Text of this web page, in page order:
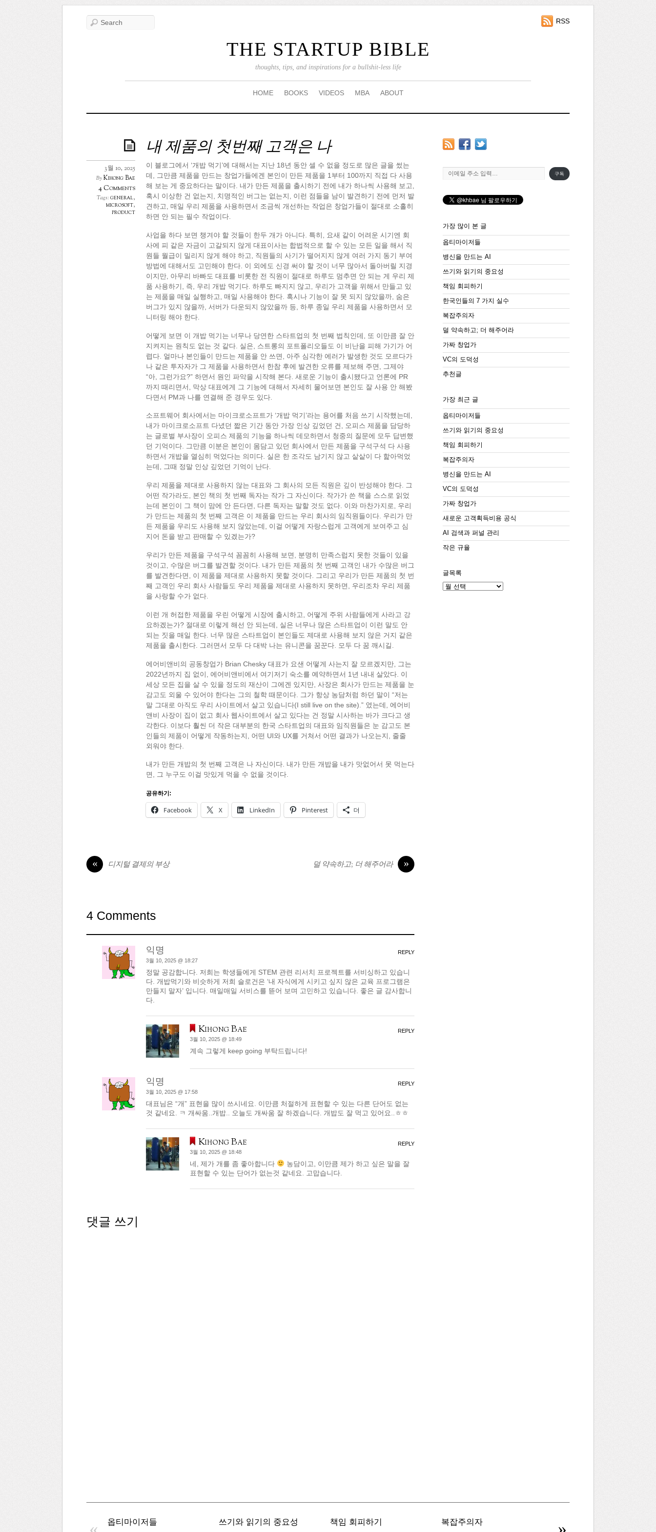
THE STARTUP BIBLE
thoughts, tips, and inspirations for a bullshit-less life
RSS
HOME BOOKS VIDEOS MBA ABOUT
내 제품의 첫번째 고객은 나
3월 10, 2025
ByKihong Bae
4 Comments
Tags:general,
microsoft,
product
이 블로그에서 ‘개밥 먹기’에 대해서는 지난 18년 동안 셀 수 없을 정도로 많은 글을 썼는
데, 그만큼 제품을 만드는 창업가들에겐 본인이 만든 제품을 1부터 100까지 직접 다 사용
해 보는 게 중요하다는 말이다. 내가 만든 제품을 출시하기 전에 내가 하나씩 사용해 보고,
혹시 이상한 건 없는지, 치명적인 버그는 없는지, 이런 점들을 남이 발견하기 전에 먼저 발
견하고, 매일 우리 제품을 사용하면서 조금씩 개선하는 작업은 창업가들이 절대로 소홀히
하면 안 되는 필수 작업이다.
사업을 하다 보면 챙겨야 할 것들이 한두 개가 아니다. 특히, 요새 같이 어려운 시기엔 회
사에 피 같은 자금이 고갈되지 않게 대표이사는 합법적으로 할 수 있는 모든 일을 해서 직
원들 월급이 밀리지 않게 해야 하고, 직원들의 사기가 떨어지지 않게 여러 가지 동기 부여
방법에 대해서도 고민해야 한다. 이 외에도 신경 써야 할 것이 너무 많아서 돌아버릴 지경
이지만, 아무리 바빠도 대표를 비롯한 전 직원이 절대로 하루도 멈추면 안 되는 게 우리 제
품 사용하기, 즉, 우리 개밥 먹기다. 하루도 빠지지 않고, 우리가 고객을 위해서 만들고 있
는 제품을 매일 실행하고, 매일 사용해야 한다. 혹시나 기능이 잘 못 되지 않았을까, 숨은
버그가 있지 않을까, 서버가 다운되지 않았을까 등, 하루 종일 우리 제품을 사용하면서 모
니터링 해야 한다.
어떻게 보면 이 개밥 먹기는 너무나 당연한 스타트업의 첫 번째 법칙인데, 또 이만큼 잘 안
지켜지는 원칙도 없는 것 같다. 실은, 스트롱의 포트폴리오들도 이 비난을 피해 가기가 어
렵다. 얼마나 본인들이 만드는 제품을 안 쓰면, 아주 심각한 에러가 발생한 것도 모르다가
나 같은 투자자가 그 제품을 사용하면서 한참 후에 발견한 오류를 제보해 주면, 그제야
“아, 그런가요?” 하면서 원인 파악을 시작해 본다. 새로운 기능이 출시됐다고 언론에 PR
까지 때리면서, 막상 대표에게 그 기능에 대해서 자세히 물어보면 본인도 잘 사용 안 해봤
다면서 PM과 나를 연결해 준 경우도 있다.
소프트웨어 회사에서는 마이크로소프트가 ‘개밥 먹기’라는 용어를 처음 쓰기 시작했는데,
내가 마이크로소프트 다녔던 짧은 기간 동안 가장 인상 깊었던 건, 오피스 제품을 담당하
는 글로벌 부사장이 오피스 제품의 기능을 하나씩 데모하면서 청중의 질문에 모두 답변했
던 기억이다. 그만큼 이분은 본인이 몸담고 있던 회사에서 만든 제품을 구석구석 다 사용
하면서 개밥을 열심히 먹었다는 의미다. 실은 한 조각도 남기지 않고 샅샅이 다 핥아먹었
는데, 그때 정말 인상 깊었던 기억이 난다.
우리 제품을 제대로 사용하지 않는 대표와 그 회사의 모든 직원은 깊이 반성해야 한다. 그
어떤 작가라도, 본인 책의 첫 번째 독자는 작가 그 자신이다. 작가가 쓴 책을 스스로 읽었
는데 본인이 그 책이 맘에 안 든다면, 다른 독자는 말할 것도 없다. 이와 마찬가지로, 우리
가 만드는 제품의 첫 번째 고객은 이 제품을 만드는 우리 회사의 임직원들이다. 우리가 만
든 제품을 우리도 사용해 보지 않았는데, 이걸 어떻게 자랑스럽게 고객에게 보여주고 심
지어 돈을 받고 판매할 수 있겠는가?
우리가 만든 제품을 구석구석 꼼꼼히 사용해 보면, 분명히 만족스럽지 못한 것들이 있을
것이고, 수많은 버그를 발견할 것이다. 내가 만든 제품의 첫 번째 고객인 내가 수많은 버그
를 발견한다면, 이 제품을 제대로 사용하지 못할 것이다. 그리고 우리가 만든 제품의 첫 번
째 고객인 우리 회사 사람들도 우리 제품을 제대로 사용하지 못하면, 우리조차 우리 제품
을 사랑할 수가 없다.
이런 개 허접한 제품을 우린 어떻게 시장에 출시하고, 어떻게 주위 사람들에게 사라고 강
요하겠는가? 절대로 이렇게 해선 안 되는데, 실은 너무나 많은 스타트업이 이런 말도 안
되는 짓을 매일 한다. 너무 많은 스타트업이 본인들도 제대로 사용해 보지 않은 거지 같은
제품을 출시한다. 그러면서 모두 다 대박 나는 유니콘을 꿈꾼다. 모두 다 꿈 깨시길.
에어비앤비의 공동창업가 Brian Chesky 대표가 요샌 어떻게 사는지 잘 모르겠지만, 그는
2022년까지 집 없이, 에어비앤비에서 여기저기 숙소를 예약하면서 1년 내내 살았다. 이
세상 모든 집을 살 수 있을 정도의 재산이 그에겐 있지만, 사장은 회사가 만드는 제품을 눈
감고도 외울 수 있어야 한다는 그의 철학 때문이다. 그가 항상 농담처럼 하던 말이 “저는
말 그대로 아직도 우리 사이트에서 살고 있습니다(I still live on the site).” 였는데, 에어비
앤비 사장이 집이 없고 회사 웹사이트에서 살고 있다는 건 정말 시사하는 바가 크다고 생
각한다. 이보다 훨씬 더 작은 대부분의 한국 스타트업의 대표와 임직원들은 눈 감고도 본
인들의 제품이 어떻게 작동하는지, 어떤 UI와 UX를 거쳐서 어떤 결과가 나오는지, 줄줄
외워야 한다.
내가 만든 개밥의 첫 번째 고객은 나 자신이다. 내가 만든 개밥을 내가 맛없어서 못 먹는다
면, 그 누구도 이걸 맛있게 먹을 수 없을 것이다.
공유하기:
Facebook X LinkedIn Pinterest 더
« 디지털 결제의 부상 »
덜 약속하고; 더 해주어라
4 Comments
익명
3월 10, 2025 @ 18:27
정말 공감합니다. 저희는 학생들에게 STEM 관련 리서치 프로젝트를 서비싱하고 있습니
다. 개밥먹기와 비슷하게 저희 슬로건은 ‘내 자식에게 시키고 싶지 않은 교육 프로그램은
만들지 말자’ 입니다. 매일매일 서비스를 뜯어 보며 고민하고 있습니다. 좋은 글 감사합니
다.
REPLY
Kihong Bae
3월 10, 2025 @ 18:49
계속 그렇게 keep going 부탁드립니다!
REPLY
익명
3월 10, 2025 @ 17:58
대표님은 “개” 표현을 많이 쓰시네요. 이만큼 처절하게 표현할 수 있는 다른 단어도 없는
것 같네요. ㅋ 개싸움..개밥.. 오늘도 개싸움 잘 하겠습니다. 개밥도 잘 먹고 있어요..ㅎㅎ
REPLY
Kihong Bae
3월 10, 2025 @ 18:48
네, 제가 개를 좀 좋아합니다
농담이고, 이만큼 제가 하고 싶은 말을 잘
표현할 수 있는 단어가 없는것 같네요. 고맙습니다.
REPLY
댓글 쓰기
이메일 주소 입력…
구독
가장 많이 본 글
옵티마이저들
병신을 만드는 AI
쓰기와 읽기의 중요성
책임 회피하기
한국인들의 7 가지 실수
복잡주의자
덜 약속하고; 더 해주어라
가짜 창업가
VC의 도덕성
추천글
가장 최근 글
옵티마이저들
쓰기와 읽기의 중요성
책임 회피하기
복잡주의자
병신을 만드는 AI
VC의 도덕성
가짜 창업가
새로운 고객획득비용 공식
AI 검색과 퍼널 관리
작은 규율
글목록
글
옵티마이저들 쓰기와 읽기의 중요성 책임 회피하기 복잡주의자